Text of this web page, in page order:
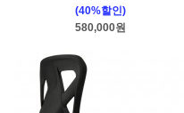
(40%할인)
580,000원